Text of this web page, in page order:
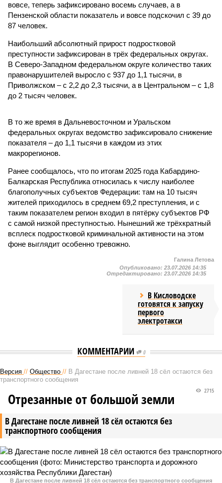
вовсе, теперь зафиксировано восемь случаев, а в
Пензенской области показатель и вовсе подскочил с 39 до
87 человек.
Наибольший абсолютный прирост подростковой
преступности зафиксирован в трёх федеральных округах.
В Северо-Западном федеральном округе количество таких
правонарушителей выросло с 937 до 1,1 тысячи, в
Приволжском – с 2,2 до 2,3 тысячи, а в Центральном – с 1,8
до 2 тысяч человек.
В то же время в Дальневосточном и Уральском
федеральных округах ведомство зафиксировало снижение
показателя – до 1,1 тысячи в каждом из этих
макрорегионов.
Ранее сообщалось, что по итогам 2025 года Кабардино-
Балкарская Республика относилась к числу наиболее
благополучных субъектов Федерации: там на 10 тысяч
жителей приходилось в среднем 69,2 преступления, и с
таким показателем регион входил в пятёрку субъектов РФ
с самой низкой преступностью. Нынешний же трёхкратный
всплеск подростковой криминальной активности на этом
фоне выглядит особенно тревожно.
Галина Летова
Опубликовано: 23.07.2026 14:35
Отредактировано: 23.07.2026 14:35
В Кисловодске
готовятся к запуску
первого
электротакси
КОММЕНТАРИИ 0
Версия // Общество // В Дагестане после ливней 18 сёл остаются без
транспортного сообщения
В Дагестане после ливней 18 сёл остаются без
транспортного сообщения
2715
Отрезанные от большой земли
В Дагестане после ливней 18 сёл остаются без транспортного сообщения